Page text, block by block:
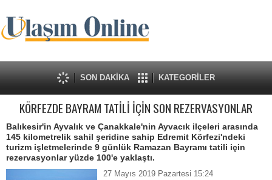
SON DAKİKA KATEGORİLER
KÖRFEZDE BAYRAM TATİLİ İÇİN SON REZERVASYONLAR
Balıkesir'in Ayvalık ve Çanakkale'nin Ayvacık ilçeleri arasında
145 kilometrelik sahil şeridine sahip Edremit Körfezi'ndeki
turizm işletmelerinde 9 günlük Ramazan Bayramı tatili için
rezervasyonlar yüzde 100'e yaklaştı.
27 Mayıs 2019 Pazartesi 15:24